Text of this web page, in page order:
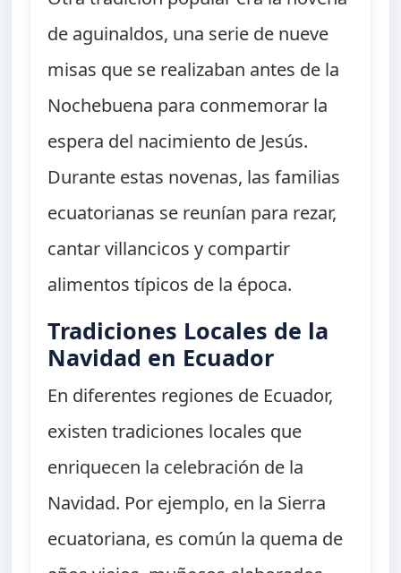
de aguinaldos, una serie de nueve
misas que se realizaban antes de la
Nochebuena para conmemorar la
espera del nacimiento de Jesús.
Durante estas novenas, las familias
ecuatorianas se reunían para rezar,
cantar villancicos y compartir
alimentos típicos de la época.
Tradiciones Locales de la
Navidad en Ecuador
En diferentes regiones de Ecuador,
existen tradiciones locales que
enriquecen la celebración de la
Navidad. Por ejemplo, en la Sierra
ecuatoriana, es común la quema de